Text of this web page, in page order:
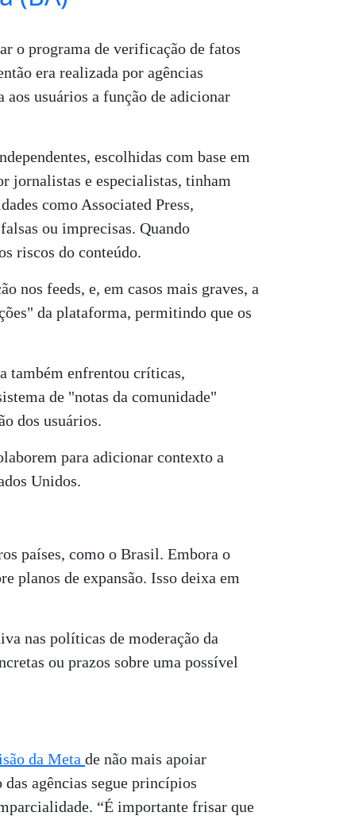
o programa de verificação de fatos
era realizada por agências
usuários a função de adicionar
escolhidas com base em
jornalistas e especialistas, tinham
como Associated Press,
ou imprecisas. Quando
riscos do conteúdo.
nos feeds, e, em casos mais graves, a
da plataforma, permitindo que os
também enfrentou críticas,
de "notas da comunidade"
dos usuários.
para adicionar contexto a
Unidos.
países, como o Brasil. Embora o
planos de expansão. Isso deixa em
nas políticas de moderação da
ou prazos sobre uma possível
da Meta de não mais apoiar
agências segue princípios
“É importante frisar que